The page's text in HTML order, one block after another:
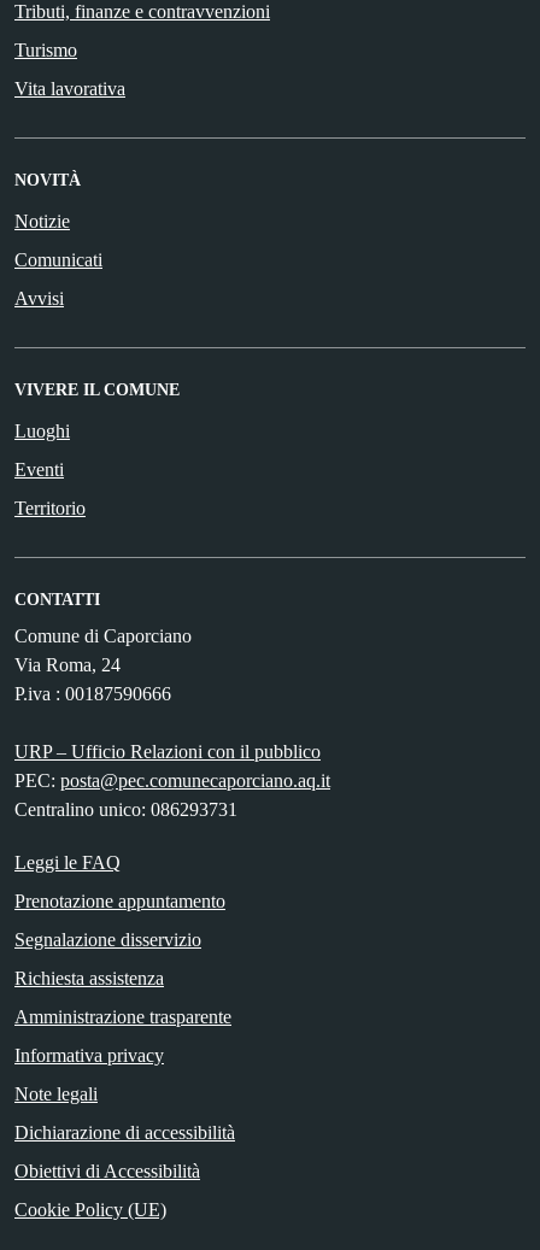
Tributi, finanze e contravvenzioni
Turismo
Vita lavorativa
NOVITÀ
Notizie
Comunicati
Avvisi
VIVERE IL COMUNE
Luoghi
Eventi
Territorio
CONTATTI
Comune di Caporciano
Via Roma, 24
P.iva : 00187590666
URP – Ufficio Relazioni con il pubblico
PEC: posta@pec.comunecaporciano.aq.it
Centralino unico: 086293731
Leggi le FAQ
Prenotazione appuntamento
Segnalazione disservizio
Richiesta assistenza
Amministrazione trasparente
Informativa privacy
Note legali
Dichiarazione di accessibilità
Obiettivi di Accessibilità
Cookie Policy (UE)